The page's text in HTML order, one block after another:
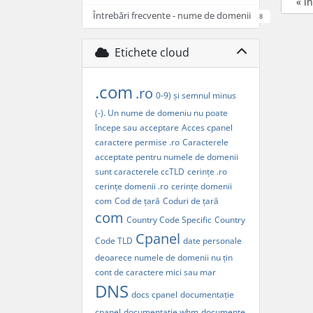
Întrebări frecvente - nume de domenii 8
Etichete cloud
.com .ro 0-9) și semnul minus
(-). Un nume de domeniu nu poate
începe sau acceptare Acces cpanel
caractere permise .ro Caracterele
acceptate pentru numele de domenii
sunt caracterele ccTLD cerințe .ro
cerințe domenii .ro cerințe domenii
com Cod de țară Coduri de țară
com Country Code Specific Country
Code TLD Cpanel date personale
deoarece numele de domenii nu țin
cont de caractere mici sau mar
DNS docs cpanel documentație